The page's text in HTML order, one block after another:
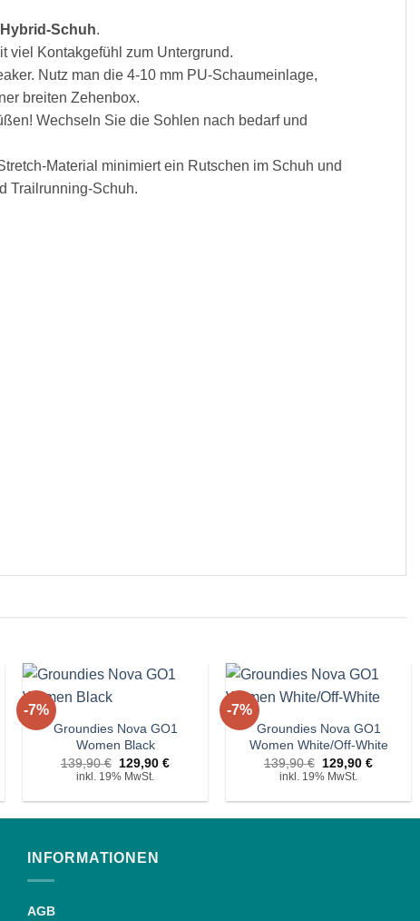
Hybrid-Schuh.
viel Kontakgefühl zum Untergrund.
Nutz man die 4-10 mm PU-Schaumeinlage,
breiten Zehenbox.
Wechseln Sie die Sohlen nach bedarf und
Material minimiert ein Rutschen im Schuh und
Trailrunning-Schuh.
€.
-7%
Wunschliste!
+
Groundies Nova GO1
Women Black
139,90€ Ursprünglicher
Preis
139,90 €
129,90€Aktueller
129,90 €.
inkl. 19% MwSt.
-7%
Wunschliste!
+
Groundies Nova GO1
Women White/Off-White
139,90€ Ursprünglicher
Preis
139,90 €
129,90€
129,90
inkl. 19% MwSt.
INFORMATIONEN
AGB